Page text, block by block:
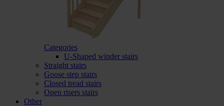
Categories
U-Shaped winder stairs
Straight stairs
Goose step stairs
Closed tread stairs
Open risers stairs
Other